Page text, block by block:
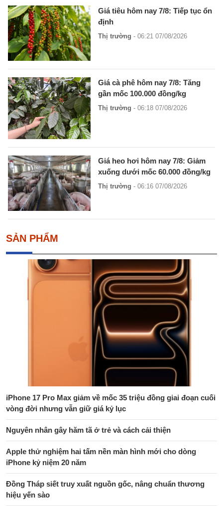
Giá tiêu hôm nay 7/8: Tiếp tục ổn
định
Thị trường - 06:21 07/08/2026
Giá cà phê hôm nay 7/8: Tăng
gần mốc 100.000 đồng/kg
Thị trường - 06:18 07/08/2026
Giá heo hơi hôm nay 7/8: Giảm
xuống dưới mốc 60.000 đồng/kg
Thị trường - 06:16 07/08/2026
SẢN PHẨM
iPhone 17 Pro Max giảm về mốc 35 triệu đồng giai đoạn cuối
vòng đời nhưng vẫn giữ giá kỷ lục
Nguyên nhân gây hăm tã ở trẻ và cách cải thiện
Apple thử nghiệm hai tấm nền màn hình mới cho dòng
iPhone kỷ niệm 20 năm
Đồng Tháp siết truy xuất nguồn gốc, nâng chuẩn thương
hiệu yến sào